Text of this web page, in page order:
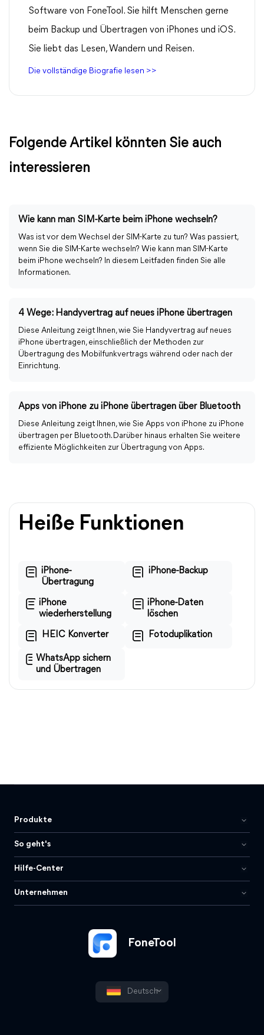
Software von FoneTool. Sie hilft Menschen gerne
beim Backup und Übertragen von iPhones und iOS.
Sie liebt das Lesen, Wandern und Reisen.
Die vollständige Biografie lesen >>
Folgende Artikel könnten Sie auch
interessieren
Wie kann man SIM-Karte beim iPhone wechseln?
Was ist vor dem Wechsel der SIM-Karte zu tun? Was passiert,
wenn Sie die SIM-Karte wechseln? Wie kann man SIM-Karte
beim iPhone wechseln? In diesem Leitfaden finden Sie alle
Informationen.
4 Wege: Handyvertrag auf neues iPhone übertragen
Diese Anleitung zeigt Ihnen, wie Sie Handyvertrag auf neues
iPhone übertragen, einschließlich der Methoden zur
Übertragung des Mobilfunkvertrags während oder nach der
Einrichtung.
Apps von iPhone zu iPhone übertragen über Bluetooth
Diese Anleitung zeigt Ihnen, wie Sie Apps von iPhone zu iPhone
übertragen per Bluetooth. Darüber hinaus erhalten Sie weitere
effiziente Möglichkeiten zur Übertragung von Apps.
Heiße Funktionen
iPhone-
Übertragung
iPhone-Backup
iPhone
wiederherstellung
iPhone-Daten
löschen
HEIC Konverter Fotoduplikation
WhatsApp sichern
und Übertragen
FoneTool
Deutsch
Produkte
So geht's
Hilfe-Center
Unternehmen